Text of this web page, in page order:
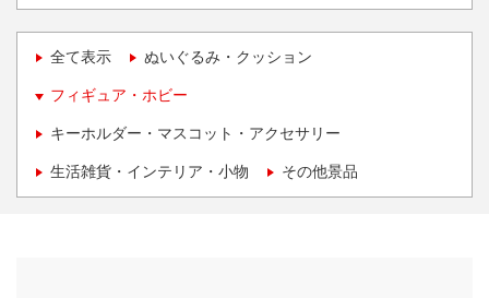
全て表示 ぬいぐるみ・クッション
フィギュア・ホビー
キーホルダー・マスコット・アクセサリー
生活雑貨・インテリア・小物 その他景品